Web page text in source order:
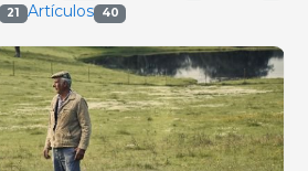
21 Artículos 40